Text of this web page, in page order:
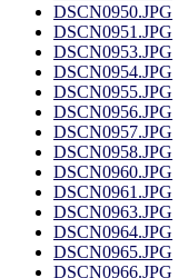
DSCN0950.JPG
DSCN0951.JPG
DSCN0953.JPG
DSCN0954.JPG
DSCN0955.JPG
DSCN0956.JPG
DSCN0957.JPG
DSCN0958.JPG
DSCN0960.JPG
DSCN0961.JPG
DSCN0963.JPG
DSCN0964.JPG
DSCN0965.JPG
DSCN0966.JPG